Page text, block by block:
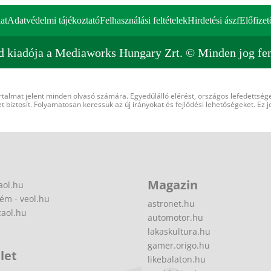
Adatvédelmi tájékoztatóFelhasználási feltételekHirdetési ászf
kiadója a Mediaworks Hungary Zrt. © Minden jog
jelent minden olvasó számára. Egyedülálló elérést, országos
biztosít. Folyamatosan keressük az új irányokat és fejlődési lehetőségeket. Ez
- veol.hu
Magazin
astronet.hu
automotor.hu
lakaskultura.hu
gamer.origo.hu
likebalaton.hu